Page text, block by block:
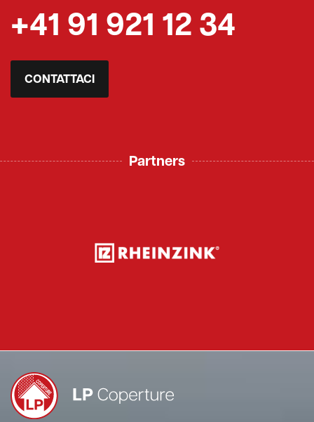
+41 91 921 12 34
CONTATTACI
Partners